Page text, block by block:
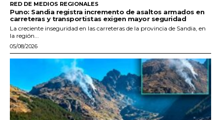
RED DE MEDIOS REGIONALES
Puno: Sandia registra incremento de asaltos armados en
carreteras y transportistas exigen mayor seguridad
La creciente inseguridad en las carreteras de la provincia de Sandia, en
la región...
05/08/2026